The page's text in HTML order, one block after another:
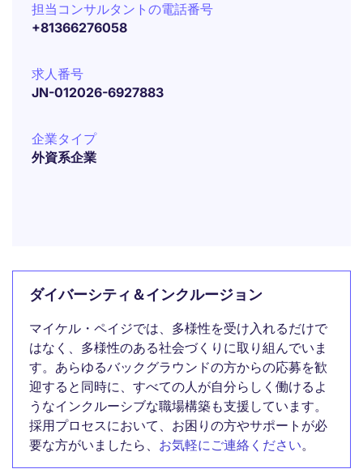
担当コンサルタントの電話番号
+81366276058
求人番号
JN-012026-6927883
企業タイプ
外資系企業
ダイバーシティ＆インクルージョン
マイケル・ペイジでは、多様性を受け入れるだけで
はなく、多様性のある社会づくりに取り組んでいま
す。あらゆるバックグラウンドの方からの応募を歓
迎すると同時に、すべての人が自分らしく働けるよ
うなインクルーシブな職場構築も支援しています。
採用プロセスにおいて、お困りの方やサポートが必
要な方がいましたら、 お気軽にご連絡ください。